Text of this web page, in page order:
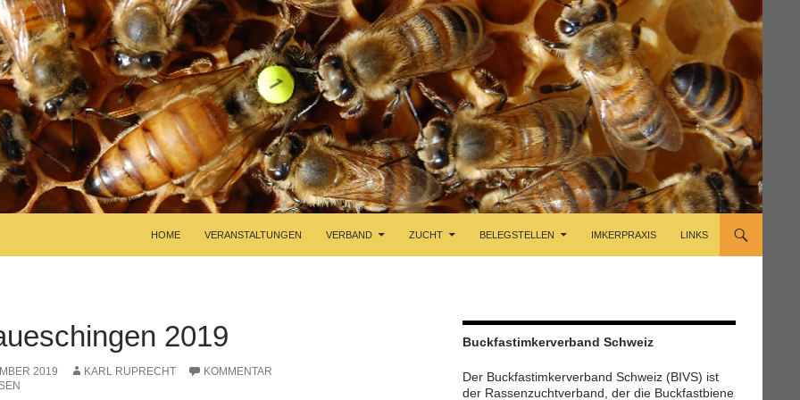
HOME VERANSTALTUNGEN VERBAND ZUCHT BELEGSTELLEN IMKERPRAXIS LINKS
2019
2019 KARL RUPRECHT
KOMMENTAR
Buckfastimkerverband Schweiz
Der Buckfastimkerverband Schweiz (BIVS) ist
der Rassenzuchtverband, der die Buckfastbiene